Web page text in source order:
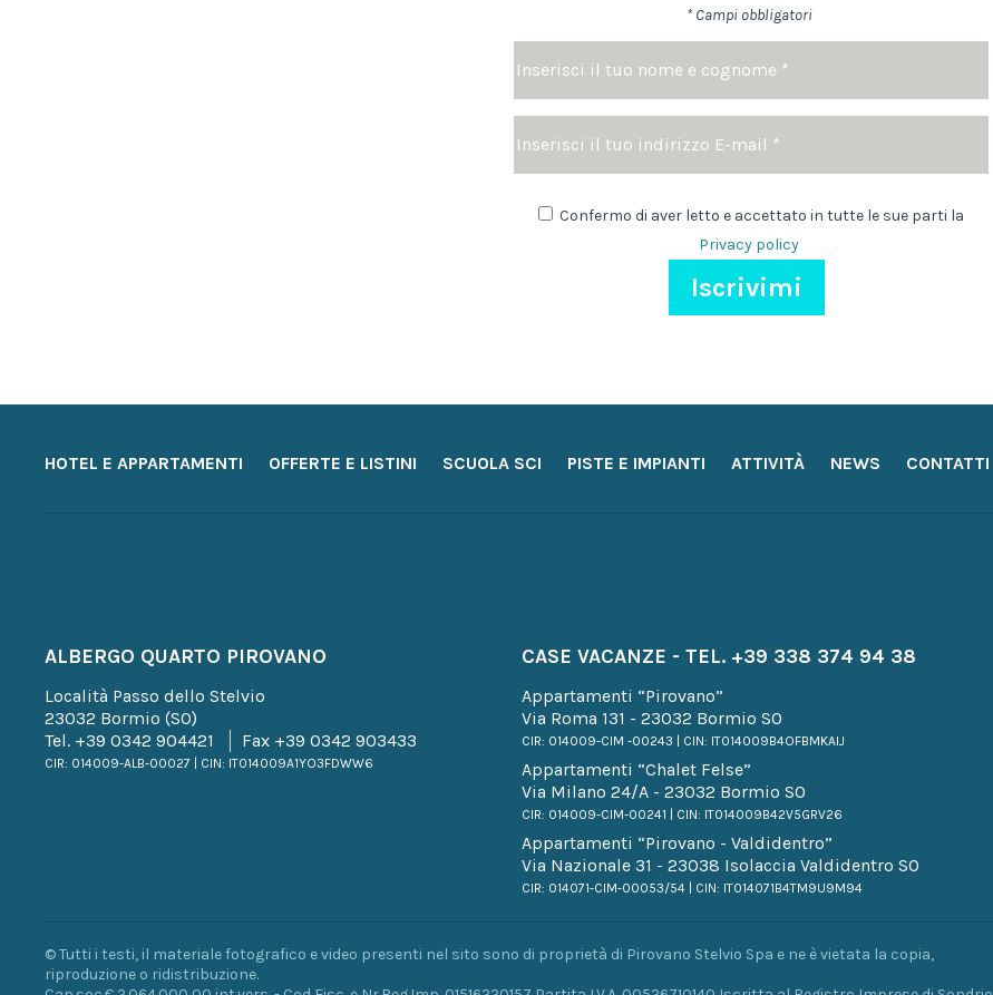
* Campi obbligatori
e
cognome
*
Email
Newsletter
Confermo di aver letto e accettato in tutte le sue parti la
Privacy policy
HOTEL E APPARTAMENTI OFFERTE E LISTINI SCUOLA SCI PISTE E IMPIANTI ATTIVITÀ NEWS CONTATTI
ALBERGO QUARTO PIROVANO
Località Passo dello Stelvio
23032 Bormio (SO)
Tel. +39 0342 904421 Fax +39 0342 903433
CIR: 014009-ALB-00027 | CIN: IT014009A1YO3FDWW6
CASE VACANZE - TEL. +39 338 374 94 38
Appartamenti “Pirovano”
Via Roma 131 - 23032 Bormio SO
CIR: 014009-CIM -00243 | CIN: IT014009B4OFBMKAIJ
Appartamenti “Chalet Felse”
Via Milano 24/A - 23032 Bormio SO
CIR: 014009-CIM-00241 | CIN: IT014009B42V5GRV26
Appartamenti “Pirovano - Valdidentro”
Via Nazionale 31 - 23038 Isolaccia Valdidentro SO
CIR: 014071-CIM-00053/54 | CIN: IT014071B4TM9U9M94
© Tutti i testi, il materiale fotografico e video presenti nel sito sono di proprietà di Pirovano Stelvio Spa e ne è vietata la copia,
riproduzione o ridistribuzione.